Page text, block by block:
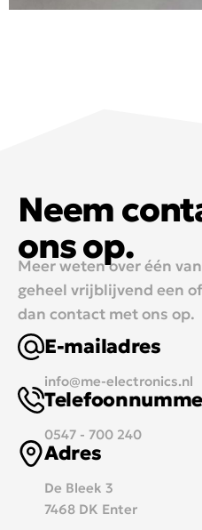
Neem
ons op.
Meer weten over één
geheel vrijblijvend een
dan contact met ons op.
E-mailadres
info@me-electronics.nl
0547 - 700 240
Adres
De Bleek 3
7468 DK Enter